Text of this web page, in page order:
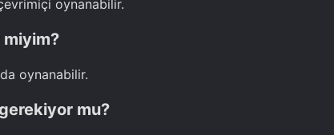
oynanabilir.
oynanabilir.
mu?